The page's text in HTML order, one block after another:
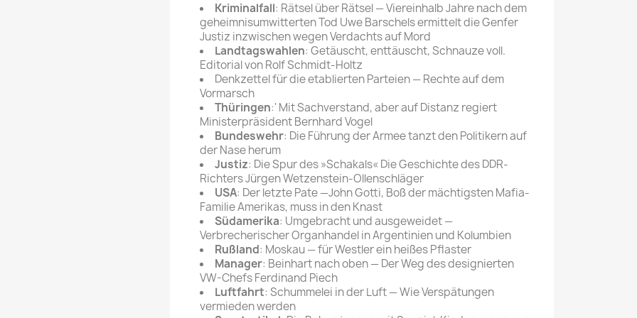
Mare
MERIAN
Mein schöner
Garten
Selbst ist der
Mann
TAGES &
WOCHENZEITUNGEN
Bildzeitung
Frankfurter Allgemeine
Magazin
Frankfurter Illustrierte
SONSTIGE
Magazine
Kriminalfall: Rätsel über Rätsel — Viereinhalb Jahre nach dem
geheimnisumwitterten Tod Uwe Barschels ermittelt die Genfer
Justiz inzwischen wegen Verdachts auf Mord
Landtagswahlen: Getäuscht, enttäuscht, Schnauze voll.
Editorial von Rolf Schmidt-Holtz
Denkzettel für die etablierten Parteien — Rechte auf dem
Vormarsch
Thüringen:' Mit Sachverstand, aber auf Distanz regiert
Ministerpräsident Bernhard Vogel
Bundeswehr: Die Führung der Armee tanzt den Politikern auf
der Nase herum
Justiz: Die Spur des »Schakals« Die Geschichte des DDR-
Richters Jürgen Wetzenstein-Ollenschläger
USA: Der letzte Pate —John Gotti, Boß der mächtigsten Mafia-
Familie Amerikas, muss in den Knast
Südamerika: Umgebracht und ausgeweidet —
Verbrecherischer Organhandel in Argentinien und Kolumbien
Rußland: Moskau — für Westler ein heißes Pflaster
Manager: Beinhart nach oben — Der Weg des designierten
VW-Chefs Ferdinand Piech
Luftfahrt: Schummelei in der Luft — Wie Verspätungen
vermieden werden